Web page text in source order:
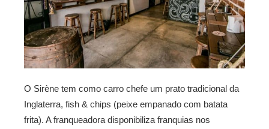
O Sirène tem como carro chefe um prato tradicional da
Inglaterra, fish & chips (peixe empanado com batata
frita). A franqueadora disponibiliza franquias nos